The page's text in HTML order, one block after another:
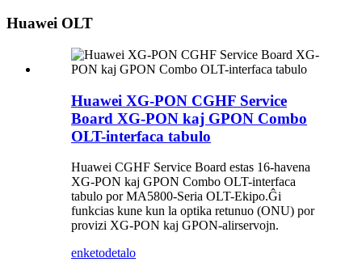
Huawei OLT
Huawei XG-PON CGHF Service
Board XG-PON kaj GPON Combo
OLT-interfaca tabulo
Huawei CGHF Service Board estas 16-havena
XG-PON kaj GPON Combo OLT-interfaca
tabulo por MA5800-Seria OLT-Ekipo.Ĝi
funkcias kune kun la optika retunuo (ONU) por
provizi XG-PON kaj GPON-alirservojn.
enketodetalo